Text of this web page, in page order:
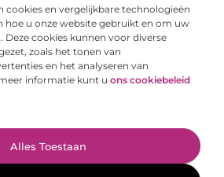
cookies en vergelijkbare technologieën
hoe u onze website gebruikt en om uw
Deze cookies kunnen voor diverse
zoals het tonen van
en het analyseren van
informatie kunt u ons cookiebeleid
Alles Toestaan Ga Naar
blogs en artikelen die alles uit het
van persoonlijke verhalen tot
praktische tips.